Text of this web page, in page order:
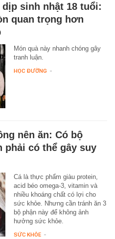
sinh nhật 18 tuổi:
quan trọng hơn
Món quà này nhanh chóng gây
tranh luận.
HỌC ĐƯỜNG -
nên ăn: Có bộ
phải có thể gây suy
Cá là thực phẩm giàu protein,
acid béo omega-3, vitamin và
nhiều khoáng chất có lợi cho
sức khỏe. Nhưng cần tránh ăn 3
bộ phận này để không ảnh
hưởng sức khỏe.
SỨC KHỎE -